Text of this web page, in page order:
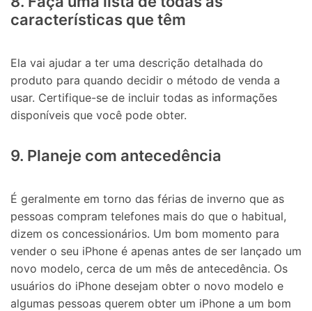
características que têm
Ela vai ajudar a ter uma descrição detalhada do
produto para quando decidir o método de venda a
usar. Certifique-se de incluir todas as informações
disponíveis que você pode obter.
9. Planeje com antecedência
É geralmente em torno das férias de inverno que as
pessoas compram telefones mais do que o habitual,
dizem os concessionários. Um bom momento para
vender o seu iPhone é apenas antes de ser lançado um
novo modelo, cerca de um mês de antecedência. Os
usuários do iPhone desejam obter o novo modelo e
algumas pessoas querem obter um iPhone a um bom